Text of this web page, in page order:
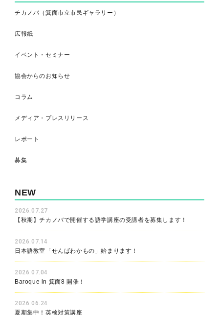
チカノバ（箕面市立市民ギャラリー）
広報紙
イベント・セミナー
協会からのお知らせ
コラム
メディア・プレスリリース
レポート
募集
NEW
2026.07.27
【秋期】チカノバで開催する語学講座の受講者を募集します！
2026.07.14
日本語教室「せんばわかもの」始まります！
2026.07.04
Baroque in 箕面8 開催！
2026.06.24
夏期集中！英検対策講座